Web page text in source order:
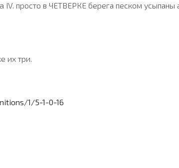
IV. просто в ЧЕТВЕРКЕ берега песком усыпаны
их три.
1/5-1-0-16